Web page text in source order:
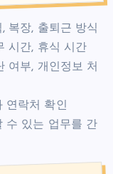
복장, 출퇴근 방식
시간, 휴식 시간
여부, 개인정보 처
연락처 확인
수 있는 업무를 간